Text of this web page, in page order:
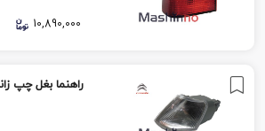
10,890,000
راهنما بغل چپ